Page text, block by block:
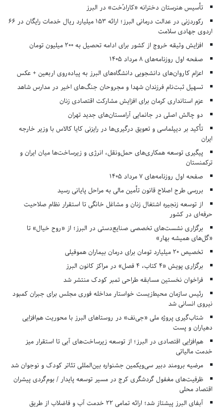
تأسیس هنرستان دخترانه «کارادُخت» در البرز
رکوردزنی در عدالت درمانی البرز؛ ارائه ۱۵۳ میلیارد ریال خدمات رایگان در ۶۶
اردوی جهادی سلامت
افزایش وثیقه خروج از کشور برای ادامه تحصیل به ۲۰۰ میلیون تومان
صفحه اول روزنامه‌های 8 مرداد 1405
اعزام کاروان‌های دانشجویی دانشگاه‌های البرز به پیاده‌روی اربعین + عکس
تسهیل ثبت‌نام فرزندان شهدا و مجروحان جنگ‌های اخیر در مدارس شاهد
عزم استانداری کرمان برای افزایش مشارکت اقتصادی زنان
دو چالش اصلی در جانمایی آرامستان‌های جدید تهران
تأکید بر دیپلماسی و تعویق درگیری‌ها در رایزنی کایا کالاس با وزیر خارجه
ایران
پیگیری توسعه همکاری‌های حمل‌ونقل، انرژی و زیرساخت‌ها میان ایران و
ترکمنستان
صفحه اول روزنامه‌های 7 مرداد 1405
بررسی طرح اصلاح قانون تأمین مالی به مراحل پایانی رسید
از توسعه زنجیره اشتغال زنان و مشاغل خانگی تا استقرار نظام صلاحیت
حرفه‌ای در کشور
برگزاری نشست‌های تخصصی صنایع‌دستی در البرز؛ از «روح خیال» تا
«گل‌های همیشه بهار»
تخصیص ۲۰ میلیارد تومان برای درمان بیماران هموفیلی
برگزاری پویش «۴ کتاب، ۴ فصل» در مراکز کانون البرز
فراخوان نخستین مسابقه طراحی تمبر کودک منتشر شد
رئیس سازمان محیط‌زیست خواستار مداخله فوری مجلس برای جبران کمبود
نیروی انسانی شد
شتاب‌گیری پروژه ملی «جی‌نف» در روستاهای البرز با محوریت هم‌افزایی
دهیاران و پست
هم‌افزایی اقتصادی در البرز؛ از توسعه زیرساخت‌های آبی تا استقرار میز
خدمت مالیاتی
مرضیه برومند دبیر سی‌ویکمین جشنواره بین‌المللی تئاتر کودک و نوجوان شد
ظرفیت‌های مغفول گردشگری کرج در مسیر توسعه پایدار / بوم‌گردی پیشران
اقتصاد محلی
آبفای البرز پیشتاز شد؛ ارائه تمامی ۲۲ خدمت آب و فاضلاب از طریق